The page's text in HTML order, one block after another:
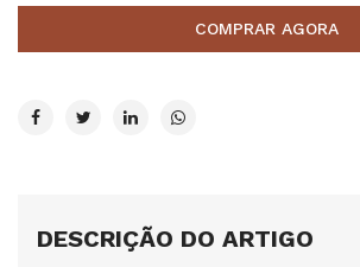
COMPRAR AGORA
DESCRIÇÃO DO ARTIGO